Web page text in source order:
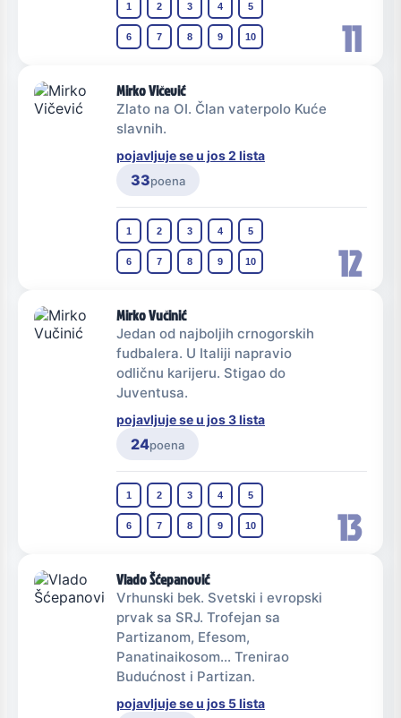
11
1 2 3 4 5
6 7 8 9 10
12
Mirko Vičević
Zlato na OI. Član vaterpolo Kuće
slavnih.
pojavljuje se u jos 2 lista
33poena
1 2 3 4 5
6 7 8 9 10
13
Mirko Vučinić
Jedan od najboljih crnogorskih
fudbalera. U Italiji napravio
odličnu karijeru. Stigao do
Juventusa.
pojavljuje se u jos 3 lista
24poena
1 2 3 4 5
6 7 8 9 10
Vlado Šćepanović
Vrhunski bek. Svetski i evropski
prvak sa SRJ. Trofejan sa
Partizanom, Efesom,
Panatinaikosom... Trenirao
Budućnost i Partizan.
pojavljuje se u jos 5 lista